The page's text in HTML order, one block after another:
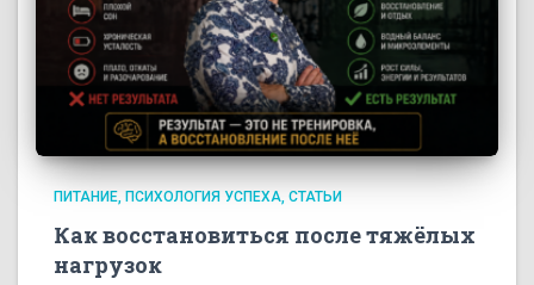
ПИТАНИЕ ПСИХОЛОГИЯ УСПЕХА СТАТЬИ
Как восстановиться после тяжёлых
нагрузок